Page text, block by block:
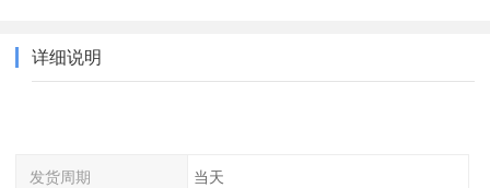
详细说明
发货周期 当天